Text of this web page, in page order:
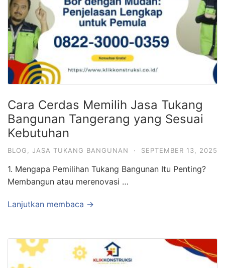
Cara Cerdas Memilih Jasa Tukang
Bangunan Tangerang yang Sesuai
Kebutuhan
BLOG JASA TUKANG BANGUNAN · SEPTEMBER 13, 2025
1. Mengapa Pemilihan Tukang Bangunan Itu Penting?
Membangun atau merenovasi …
Lanjutkan membaca →